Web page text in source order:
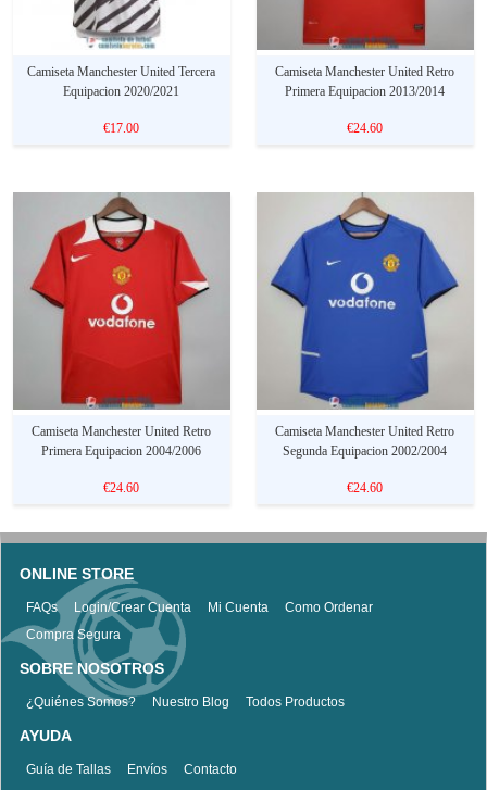
Camiseta Manchester United Tercera
Equipacion 2020/2021
€17.00
Camiseta Manchester United Retro
Primera Equipacion 2013/2014
€24.60
Camiseta Manchester United Retro
Primera Equipacion 2004/2006
€24.60
Camiseta Manchester United Retro
Segunda Equipacion 2002/2004
€24.60
ONLINE STORE
FAQs Login/Crear Cuenta Mi Cuenta
Como Ordenar
Compra Segura
SOBRE NOSOTROS
¿Quiénes Somos? Nuestro Blog Todos Productos
AYUDA
Guía de Tallas Envíos Contacto